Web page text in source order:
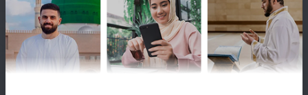
લિંક્સ